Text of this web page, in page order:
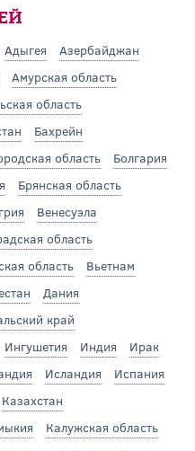
Адыгея
Азербайджан
Амурская область
область
Бахрейн
область
Болгария
Брянская область
Венесуэла
область
область
Вьетнам
Дания
край
Ингушетия Индия
Ирак
Исландия
Испания
Казахстан
Калужская область